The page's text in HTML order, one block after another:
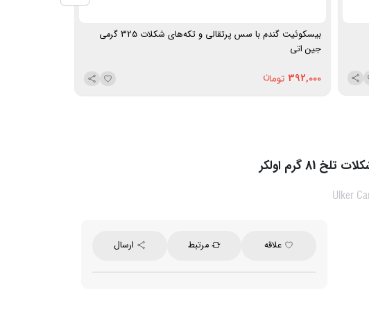
بیسکوئیت گندم با سس پرتقالی و تکه‌های شکلات 325 گرمی
جین اتی
392,000
گرم اولکر
Ulker
علاقه مرتبط ارسال